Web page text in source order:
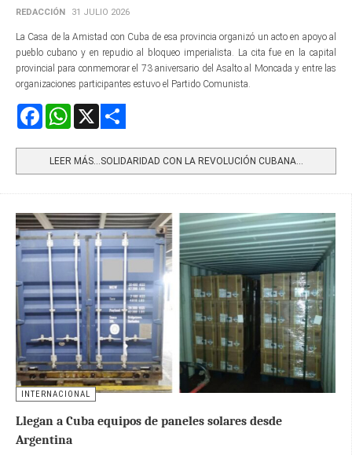
REDACCIÓN 31 JULIO 2026
La Casa de la Amistad con Cuba de esa provincia organizó un acto en apoyo al
pueblo cubano y en repudio al bloqueo imperialista. La cita fue en la capital
provincial para conmemorar el 73 aniversario del Asalto al Moncada y entre las
organizaciones participantes estuvo el Partido Comunista.
FacebookWhatsApp
LEER MÁS…SOLIDARIDAD CON LA REVOLUCIÓN CUBANA...
INTERNACIONAL
Llegan a Cuba equipos de paneles solares desde
Argentina